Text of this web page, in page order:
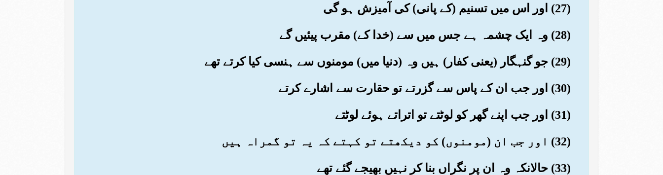
(27) اور اس میں تسنیم (کے پانی) کی آمیزش ہو گی
(28) وہ ایک چشمہ ہے جس میں سے (خدا کے) مقرب پیئیں گے
(29) جو گنہگار (یعنی کفار) ہیں وہ (دنیا میں) مومنوں سے ہنسی کیا کرتے تھے
(30) اور جب ان کے پاس سے گزرتے تو حقارت سے اشارے کرتے
(31) اور جب اپنے گھر کو لوٹتے تو اتراتے ہوئے لوٹتے
(32) اور جب ان (مومنوں) کو دیکھتے تو کہتے کہ یہ تو گمراہ ہیں
(33) حالانکہ وہ ان پر نگراں بنا کر نہیں بھیجے گئے تھے